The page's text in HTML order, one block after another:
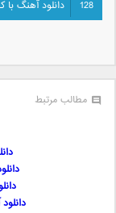
128 دانلود آهنگ با
مطالب مرتبط